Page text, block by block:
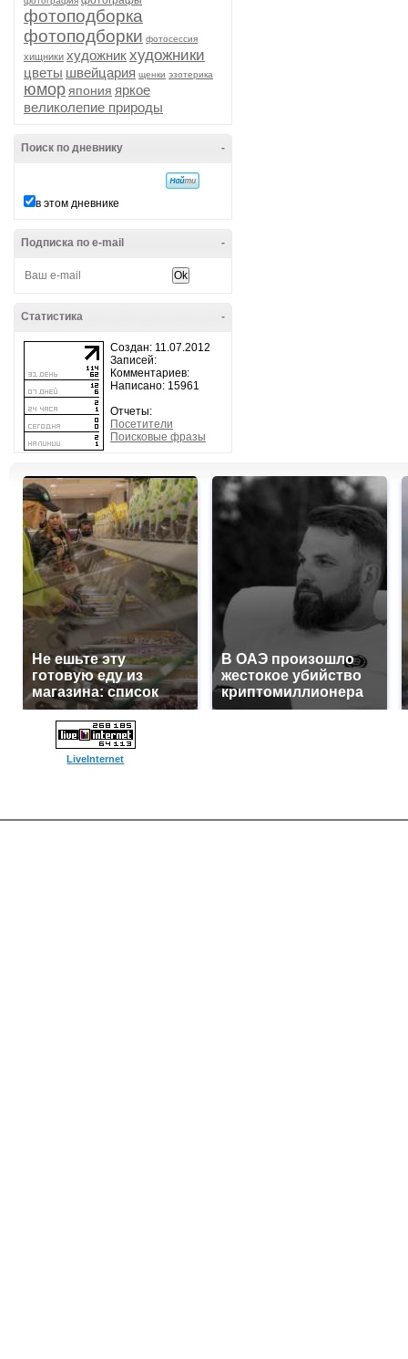
фотоподборка
фотоподборки фотосессия
хищники художникхудожники
цветы швейцария щенки эзотерика
юмор япония яркое
великолепие природы
-
Поиск по дневнику
в этом дневнике
-
Подписка по e-mail
-
Статистика
Создан: 11.07.2012
Записей:
Комментариев:
Написано: 15961
Отчеты:
Посетители
Поисковые фразы
Не ешьте эту
готовую еду из
магазина: список
В ОАЭ произошло
жестокое убийство
криптомиллионера
LiveInternet